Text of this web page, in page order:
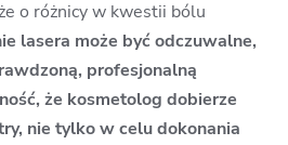
o różnicy w kwestii bólu
lasera może być odczuwalne,
profesjonalną
że kosmetolog dobierze
nie tylko w celu dokonania